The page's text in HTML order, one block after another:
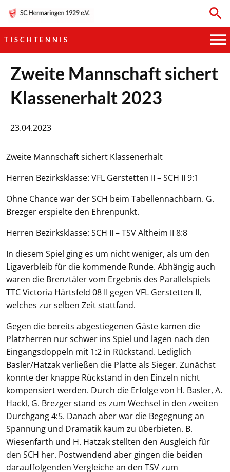
TISCHTENNIS
HAUPTVEREIN
SPORTKEGELN
TISCHTENNIS
BOGENSCHIESSEN
Zweite Mannschaft sichert
Klassenerhalt 2023
23.04.2023
Zweite Mannschaft sichert Klassenerhalt
Herren Bezirksklasse: VFL Gerstetten II – SCH II 9:1
Ohne Chance war der SCH beim Tabellennachbarn. G.
Brezger erspielte den Ehrenpunkt.
Herren Bezirksklasse: SCH II – TSV Altheim II 8:8
In diesem Spiel ging es um nicht weniger, als um den
Ligaverbleib für die kommende Runde. Abhängig auch
waren die Brenztäler vom Ergebnis des Parallelspiels
TTC Victoria Härtsfeld 08 II gegen VFL Gerstetten II,
welches zur selben Zeit stattfand.
Gegen die bereits abgestiegenen Gäste kamen die
Platzherren nur schwer ins Spiel und lagen nach den
Eingangsdoppeln mit 1:2 in Rückstand. Lediglich
Basler/Hatzak verließen die Platte als Sieger. Zunächst
konnte der knappe Rückstand in den Einzeln nicht
kompensiert werden. Durch die Erfolge von H. Basler, A.
Hackl, G. Brezger stand es zum Wechsel in den zweiten
Durchgang 4:5. Danach aber war die Begegnung an
Spannung und Dramatik kaum zu überbieten. B.
Wiesenfarth und H. Hatzak stellten den Ausgleich für
den SCH her. Postwendend aber gingen die beiden
darauffolgenden Vergleiche an den TSV zum